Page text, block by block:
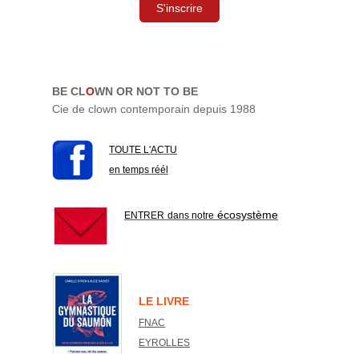
S'inscrire
BE CLOWN OR NOT TO BE
Cie de clown contemporain depuis 1988
TOUTE L'ACTU
en temps réél
ENTRER dans notre écosystème
LE LIVRE
FNAC
EYROLLES